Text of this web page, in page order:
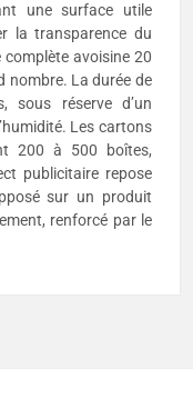
une surface utile
la transparence du
complète avoisine 20
nombre. La durée de
réserve d’un
Les cartons
200 à 500 boîtes,
publicitaire repose
sur un produit
renforcé par le